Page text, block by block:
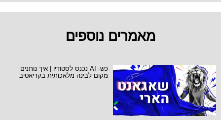
מאמרים נוספים
כש- AI נכנס לסטודיו | איך נותנים
מקום לבינה מלאכותית בקריאטיב